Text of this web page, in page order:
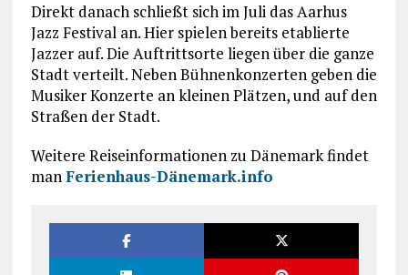
Direkt danach schließt sich im Juli das Aarhus
Jazz Festival an. Hier spielen bereits etablierte
Jazzer auf. Die Auftrittsorte liegen über die ganze
Stadt verteilt. Neben Bühnenkonzerten geben die
Musiker Konzerte an kleinen Plätzen, und auf den
Straßen der Stadt.
Weitere Reiseinformationen zu Dänemark findet
manFerienhaus-Dänemark.info